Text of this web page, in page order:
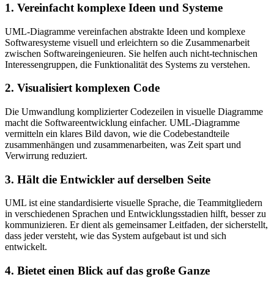
1. Vereinfacht komplexe Ideen und Systeme
UML-Diagramme vereinfachen abstrakte Ideen und komplexe
Softwaresysteme visuell und erleichtern so die Zusammenarbeit
zwischen Softwareingenieuren. Sie helfen auch nicht-technischen
Interessengruppen, die Funktionalität des Systems zu verstehen.
2. Visualisiert komplexen Code
Die Umwandlung komplizierter Codezeilen in visuelle Diagramme
macht die Softwareentwicklung einfacher. UML-Diagramme
vermitteln ein klares Bild davon, wie die Codebestandteile
zusammenhängen und zusammenarbeiten, was Zeit spart und
Verwirrung reduziert.
3. Hält die Entwickler auf derselben Seite
UML ist eine standardisierte visuelle Sprache, die Teammitgliedern
in verschiedenen Sprachen und Entwicklungsstadien hilft, besser zu
kommunizieren. Er dient als gemeinsamer Leitfaden, der sicherstellt,
dass jeder versteht, wie das System aufgebaut ist und sich
entwickelt.
4. Bietet einen Blick auf das große Ganze